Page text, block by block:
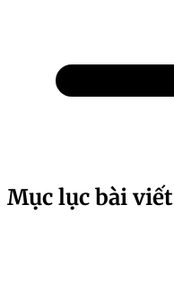
Mục lục bài viết